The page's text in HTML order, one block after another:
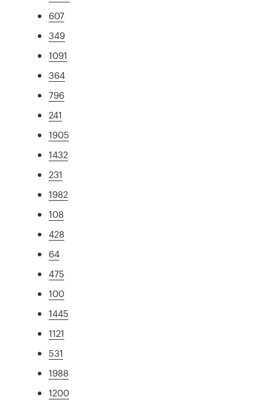
607
349
1091
364
796
241
1905
1432
231
1982
108
428
64
475
100
1445
1121
531
1988
1200